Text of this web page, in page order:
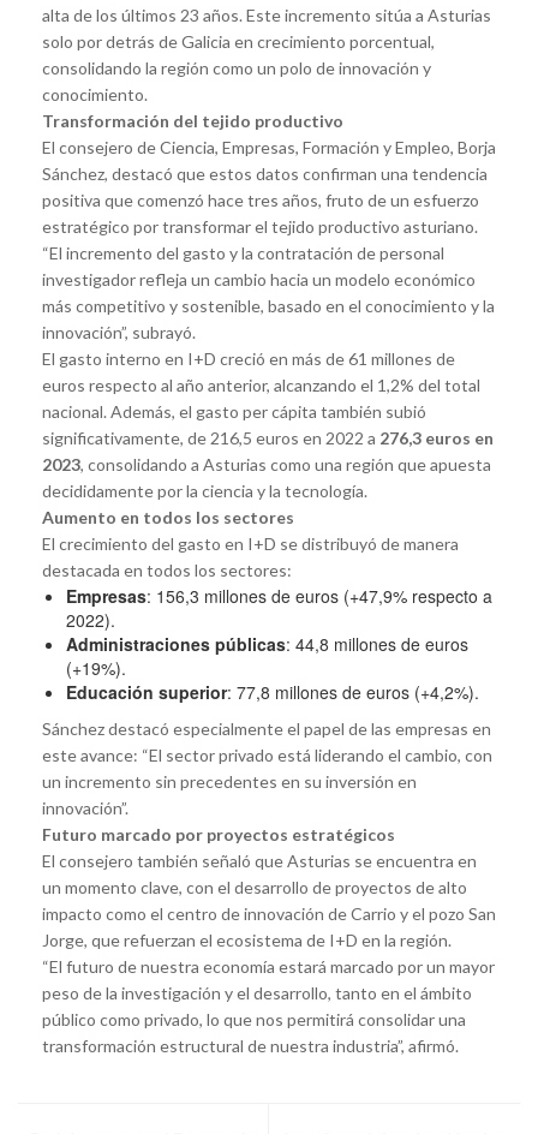
alta de los últimos 23 años. Este incremento sitúa a Asturias
solo por detrás de Galicia en crecimiento porcentual,
consolidando la región como un polo de innovación y
conocimiento.
Transformación del tejido productivo
El consejero de Ciencia, Empresas, Formación y Empleo, Borja
Sánchez, destacó que estos datos confirman una tendencia
positiva que comenzó hace tres años, fruto de un esfuerzo
estratégico por transformar el tejido productivo asturiano.
“El incremento del gasto y la contratación de personal
investigador refleja un cambio hacia un modelo económico
más competitivo y sostenible, basado en el conocimiento y la
innovación”, subrayó.
El gasto interno en I+D creció en más de 61 millones de
euros respecto al año anterior, alcanzando el 1,2% del total
nacional. Además, el gasto per cápita también subió
significativamente, de 216,5 euros en 2022 a 276,3 euros en
2023, consolidando a Asturias como una región que apuesta
decididamente por la ciencia y la tecnología.
Aumento en todos los sectores
El crecimiento del gasto en I+D se distribuyó de manera
destacada en todos los sectores:
Empresas: 156,3 millones de euros (+47,9% respecto a
2022).
Administraciones públicas: 44,8 millones de euros
(+19%).
Educación superior: 77,8 millones de euros (+4,2%).
Sánchez destacó especialmente el papel de las empresas en
este avance: “El sector privado está liderando el cambio, con
un incremento sin precedentes en su inversión en
innovación”.
Futuro marcado por proyectos estratégicos
El consejero también señaló que Asturias se encuentra en
un momento clave, con el desarrollo de proyectos de alto
impacto como el centro de innovación de Carrio y el pozo San
Jorge, que refuerzan el ecosistema de I+D en la región.
“El futuro de nuestra economía estará marcado por un mayor
peso de la investigación y el desarrollo, tanto en el ámbito
público como privado, lo que nos permitirá consolidar una
transformación estructural de nuestra industria”, afirmó.